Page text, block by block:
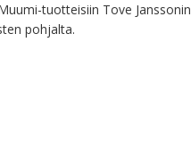
tuotteisiin Tove Janssonin
pohjalta.